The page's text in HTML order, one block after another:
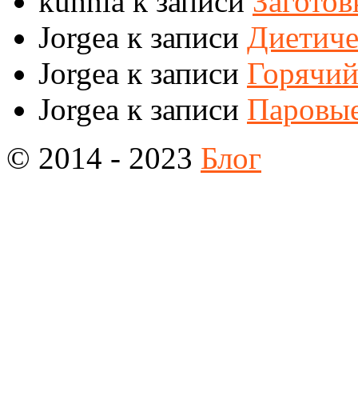
Jorgea к записи
Jorgea к записи
Jorgea к записи
© 2014 - 2023 Блог